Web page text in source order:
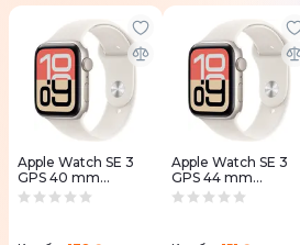
Apple Watch SE 3
GPS 40 mm
Starlight Aluminium
(MEH54RK/A)
Apple Watch SE 3
GPS 44 mm
Starlight Aluminium
(MEHJ4RK/A)